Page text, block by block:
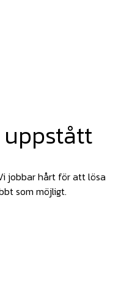
jobbar hårt för att lösa
som möjligt.